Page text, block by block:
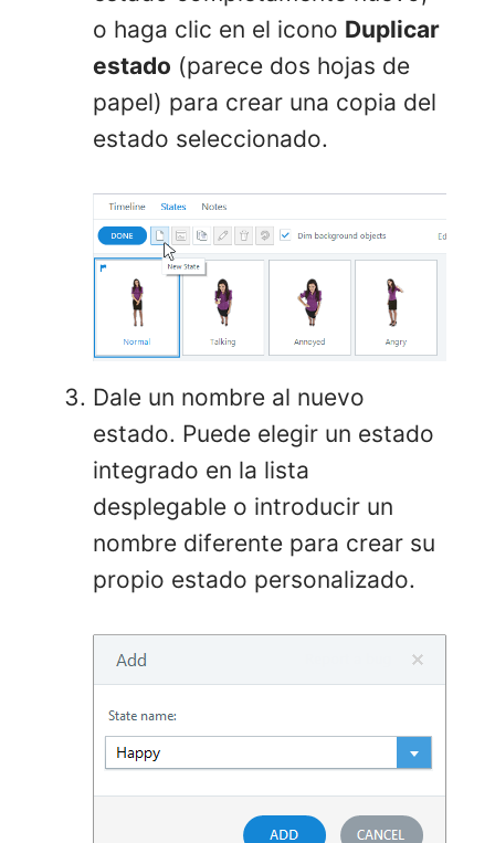
o haga clic en el icono Duplicar
estado (parece dos hojas de
papel) para crear una copia del
estado seleccionado.
Dale un nombre al nuevo
estado. Puede elegir un estado
integrado en la lista
desplegable o introducir un
nombre diferente para crear su
propio estado personalizado.